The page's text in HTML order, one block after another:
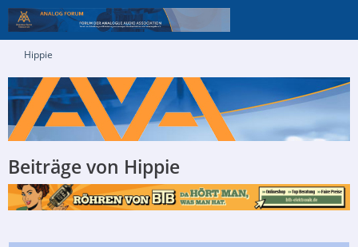
Hippie
Beiträge von Hippie